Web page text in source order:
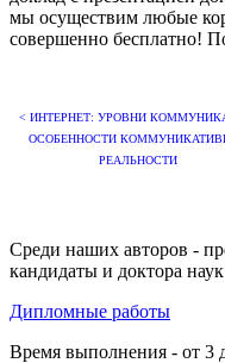
мы осуществим любые
совершенно бесплатно!
< ИНТЕРНЕТ: УРОВНИ
ОСОБЕННОСТИ
РЕАЛЬНОСТИ
Среди наших авторов -
кандидаты и доктора наук
Дипломные работы
Время выполнения - от 3